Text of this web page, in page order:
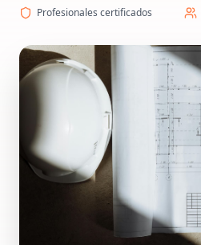
Profesionales certificados